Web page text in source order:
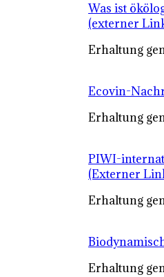
Was ist
(externer
Erhaltung
Ecovin-
Erhaltung
PIWI-
(Externer
Erhaltung
Erhaltung